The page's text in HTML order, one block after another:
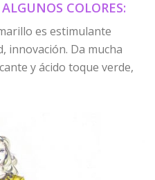
COLORES:
es estimulante
innovación. Da mucha
y ácido toque verde,